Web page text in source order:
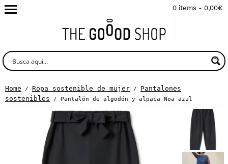
0 items - 0,00€
Home / Ropa sostenible de mujer / Pantalones
sostenibles / Pantalón de algodón y alpaca Noa azul